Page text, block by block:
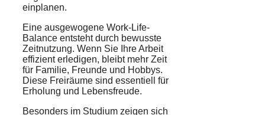
einplanen.
Eine ausgewogene Work-Life-
Balance entsteht durch bewusste
Zeitnutzung. Wenn Sie Ihre Arbeit
effizient erledigen, bleibt mehr Zeit
für Familie, Freunde und Hobbys.
Diese Freiräume sind essentiell für
Erholung und Lebensfreude.
Besonders im Studium zeigen sich